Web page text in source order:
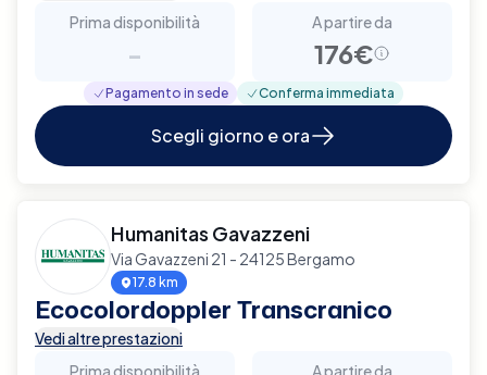
Prima disponibilità
-
A partire da
176€
Pagamento in sede Conferma immediata
Scegli giorno e ora
Humanitas Gavazzeni
Via Gavazzeni 21 - 24125 Bergamo
17.8 km
Ecocolordoppler Transcranico
Vedi altre prestazioni
Prima disponibilità
A partire da